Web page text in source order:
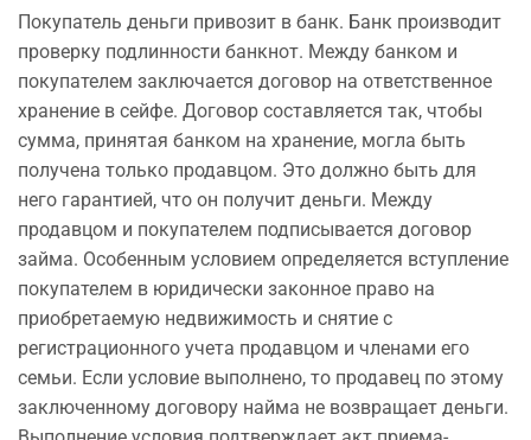
Покупатель деньги привозит в банк. Банк производит
проверку подлинности банкнот. Между банком и
покупателем заключается договор на ответственное
хранение в сейфе. Договор составляется так, чтобы
сумма, принятая банком на хранение, могла быть
получена только продавцом. Это должно быть для
него гарантией, что он получит деньги. Между
продавцом и покупателем подписывается договор
займа. Особенным условием определяется вступление
покупателем в юридически законное право на
приобретаемую недвижимость и снятие с
регистрационного учета продавцом и членами его
семьи. Если условие выполнено, то продавец по этому
заключенному договору найма не возвращает деньги.